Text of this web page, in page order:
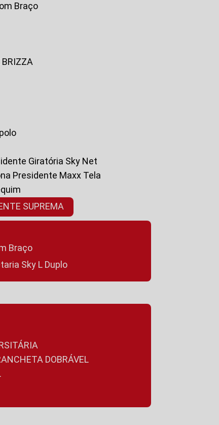
Braço
BRIZZA
Giratória Sky Net
Presidente Maxx Tela
SUPREMA
Braço
Sky L Duplo
DOBRÁVEL